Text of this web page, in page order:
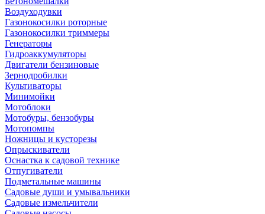
Воздуходувки
Газонокосилки роторные
Газонокосилки триммеры
Генераторы
Гидроаккумуляторы
Двигатели бензиновые
Зернодробилки
Культиваторы
Минимойки
Мотоблоки
Мотобуры, бензобуры
Мотопомпы
Ножницы и кусторезы
Опрыскиватели
Оснастка к садовой технике
Отпугиватели
Подметальные машины
Садовые души и умывальники
Садовые измельчители